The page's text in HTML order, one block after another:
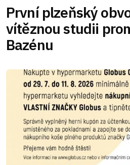
První plzeňský
vítěznou studii
Bazénu